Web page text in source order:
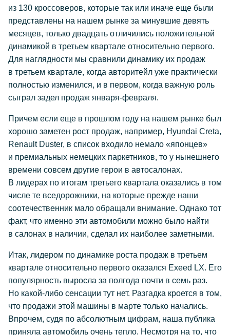
из 130 кроссоверов, которые так или иначе еще были
представлены на нашем рынке за минувшие девять
месяцев, только двадцать отличились положительной
динамикой в третьем квартале относительно первого.
Для наглядности мы сравнили динамику их продаж
в третьем квартале, когда авторитейл уже практически
полностью изменился, и в первом, когда важную роль
сыграл задел продаж января-февраля.
Причем если еще в прошлом году на нашем рынке был
хорошо заметен рост продаж, например, Hyundai Creta,
Renault Duster, в список входило немало «японцев»
и премиальных немецких паркетников, то у нынешнего
времени совсем другие герои в автосалонах.
В лидерах по итогам третьего квартала оказались в том
числе те вседорожники, на которые прежде наши
соотечественник мало обращали внимание. Однако тот
факт, что именно эти автомобили можно было найти
в салонах в наличии, сделал их наиболее заметными.
Итак, лидером по динамике роста продаж в третьем
квартале относительно первого оказался Exeed LX. Его
популярность выросла за полгода почти в семь раз.
Но какой-либо сенсации тут нет. Разгадка кроется в том,
что продажи этой машины в марте только начались.
Впрочем, судя по абсолютным цифрам, наша публика
приняла автомобиль очень тепло. Несмотря на то, что